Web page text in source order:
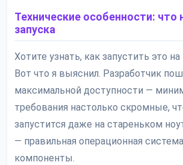
Технические особенности: что
запуска
Хотите узнать, как запустить это
Вот что я выяснил. Разработчик
максимальной доступности —
требования настолько скромные,
запустится даже на стареньком
— правильная операционная
компоненты.